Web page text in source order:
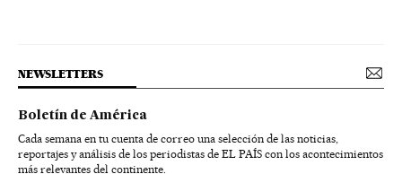
NEWSLETTERS
Boletín de América
Cada semana en tu cuenta de correo una selección de las noticias,
reportajes y análisis de los periodistas de EL PAÍS con los acontecimientos
más relevantes del continente.